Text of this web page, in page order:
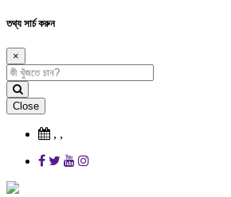
তথ্য সার্চ করুন
×
Close
, ,